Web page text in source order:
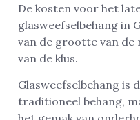
De kosten voor het
glasweefselbehang in
van de grootte van
van de klus.
Glasweefselbehang is
traditioneel behang,